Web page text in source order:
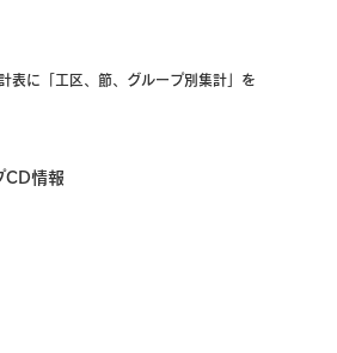
CD情報
表に「工区、節、グループ別集計」を